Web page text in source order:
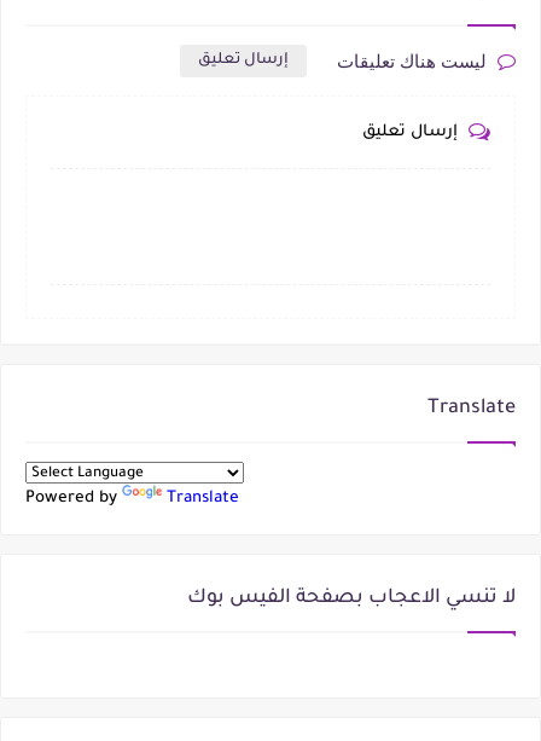
ليست هناك تعليقات إرسال تعليق
إرسال تعليق
Translate
Powered by Translate
لا تنسي الاعجاب بصفحة الفيس بوك